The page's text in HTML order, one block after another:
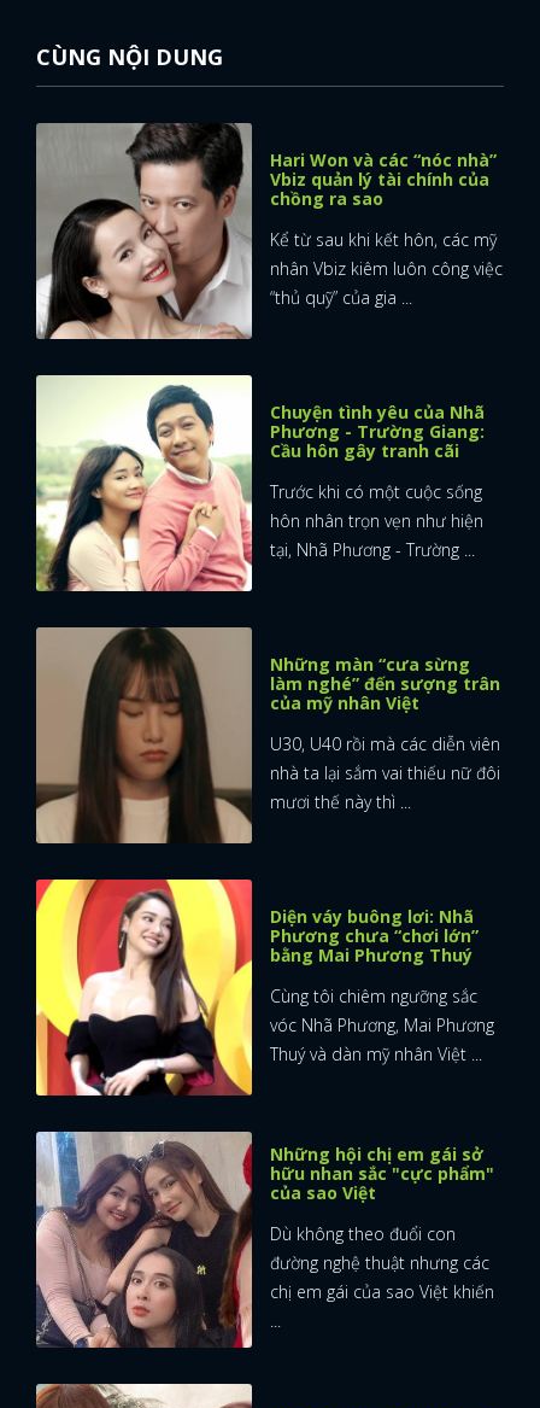
CÙNG NỘI DUNG
Hari Won và các “nóc nhà”
Vbiz quản lý tài chính của
chồng ra sao
Kể từ sau khi kết hôn, các mỹ
nhân Vbiz kiêm luôn công việc
“thủ quỹ” của gia ...
Chuyện tình yêu của Nhã
Phương - Trường Giang:
Cầu hôn gây tranh cãi
Trước khi có một cuộc sống
hôn nhân trọn vẹn như hiện
tại, Nhã Phương - Trường ...
Những màn “cưa sừng
làm nghé” đến sượng trân
của mỹ nhân Việt
U30, U40 rồi mà các diễn viên
nhà ta lại sắm vai thiếu nữ đôi
mươi thế này thì ...
Diện váy buông lơi: Nhã
Phương chưa “chơi lớn”
bằng Mai Phương Thuý
Cùng tôi chiêm ngưỡng sắc
vóc Nhã Phương, Mai Phương
Thuý và dàn mỹ nhân Việt ...
Những hội chị em gái sở
hữu nhan sắc "cực phẩm"
của sao Việt
Dù không theo đuổi con
đường nghệ thuật nhưng các
chị em gái của sao Việt khiến
...